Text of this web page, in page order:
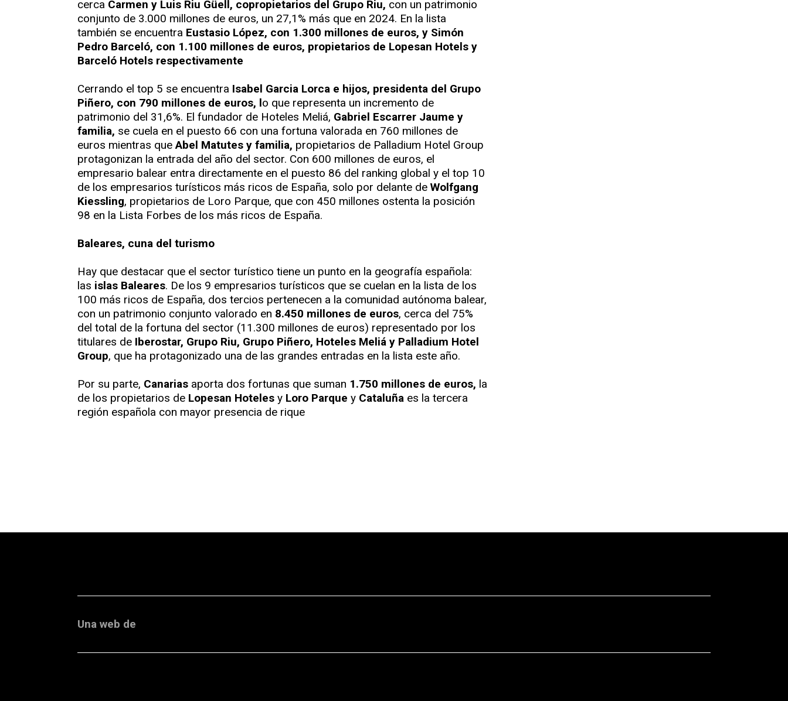
cerca Carmen y Luis Riu Güell, copropietarios del Grupo Riu, con un patrimonio
conjunto de 3.000 millones de euros, un 27,1% más que en 2024. En la lista
también se encuentra Eustasio López, con 1.300 millones de euros, y Simón
Pedro Barceló, con 1.100 millones de euros, propietarios de Lopesan Hotels y
Barceló Hotels respectivamente
Cerrando el top 5 se encuentra Isabel Garcia Lorca e hijos, presidenta del Grupo
Piñero, con 790 millones de euros, lo que representa un incremento de
patrimonio del 31,6%. El fundador de Hoteles Meliá, Gabriel Escarrer Jaume y
familia, se cuela en el puesto 66 con una fortuna valorada en 760 millones de
euros mientras queAbel Matutes y familia, propietarios de Palladium Hotel Group
protagonizan la entrada del año del sector. Con 600 millones de euros, el
empresario balear entra directamente en el puesto 86 del ranking global y el top 10
de los empresarios turísticos más ricos de España, solo por delante de Wolfgang
Kiessling, propietarios de Loro Parque, que con 450 millones ostenta la posición
98 en la Lista Forbes de los más ricos de España.
Baleares, cuna del turismo
Hay que destacar que el sector turístico tiene un punto en la geografía española:
las islas Baleares. De los 9 empresarios turísticos que se cuelan en la lista de los
100 más ricos de España, dos tercios pertenecen a la comunidad autónoma balear,
con un patrimonio conjunto valorado en 8.450 millones de euros, cerca del 75%
del total de la fortuna del sector (11.300 millones de euros) representado por los
titulares de Iberostar, Grupo Riu, Grupo Piñero, Hoteles Meliá y Palladium Hotel
Group, que ha protagonizado una de las grandes entradas en la lista este año.
Por su parte, Canarias aporta dos fortunas que suman 1.750 millones de euros, la
de los propietarios de Lopesan Hoteles y Loro Parque y Cataluña es la tercera
región española con mayor presencia de rique
Una web de